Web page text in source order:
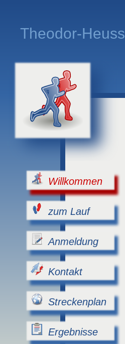
Theodor-
Willkommen
zum Lauf
Anmeldung
Kontakt
Streckenplan
Ergebnisse